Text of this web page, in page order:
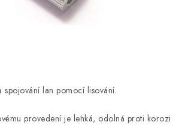
spojování lan pomocí lisování.
provedení je lehká, odolná proti korozi